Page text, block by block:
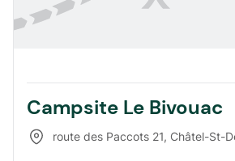
Campsite Le Bivouac
route des Paccots 21, Châtel-St-